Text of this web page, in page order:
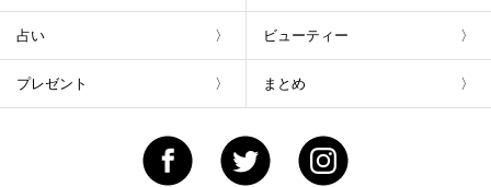
占い ビューティー
プレゼント まとめ